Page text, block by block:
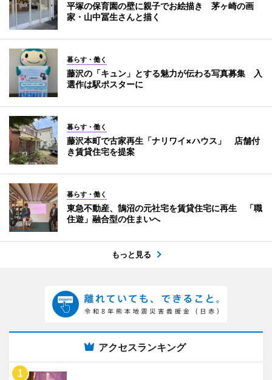
平塚の保育園の壁に親子でお絵描き 茅ヶ崎の画
家・山中冨生さんと描く
暮らす・働く
藤沢の「キュン」とする魅力が伝わる写真募集 入
選作は駅ポスターに
暮らす・働く
藤沢本町で古家再生「ナリワイ×ハウス」 店舗付
き賃貸住宅を提案
暮らす・働く
東急不動産、鵠沼の元社宅を賃貸住宅に再生 「職
住遊」融合型の住まいへ
もっと見る
アクセスランキング